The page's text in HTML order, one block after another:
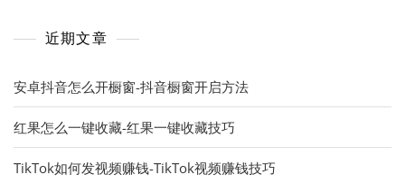
近期文章
安卓抖音怎么开橱窗-抖音橱窗开启方法
红果怎么一键收藏-红果一键收藏技巧
TikTok如何发视频赚钱-TikTok视频赚钱技巧